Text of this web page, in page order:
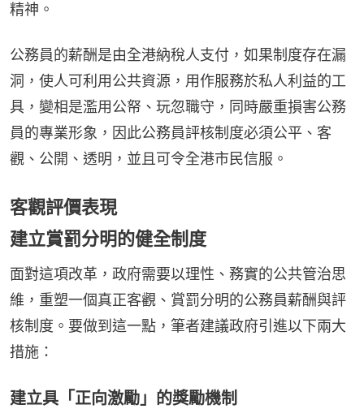
精神。
公務員的薪酬是由全港納稅人支付，如果制度存在漏
洞，使人可利用公共資源，用作服務於私人利益的工
具，變相是濫用公帑、玩忽職守，同時嚴重損害公務
員的專業形象，因此公務員評核制度必須公平、客
觀、公開、透明，並且可令全港市民信服。
客觀評價表現
建立賞罰分明的健全制度
面對這項改革，政府需要以理性、務實的公共管治思
維，重塑一個真正客觀、賞罰分明的公務員薪酬與評
核制度。要做到這一點，筆者建議政府引進以下兩大
措施：
建立具「正向激勵」的獎勵機制